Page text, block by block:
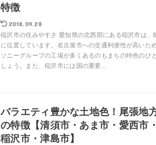
特徴
2018.09.28
稲沢市の住みやすさ 愛知県の北西部にある稲沢市は、
に位置しています。名古屋市への交通利便性が高いた
ソニーグループの工場が多くあるのもまちの特色のひ
しょう。また、稲沢市には国の重要...
バラエティ豊かな土地色！尾張地
の特徴【清須市・あま市・愛西市
稲沢市・津島市】